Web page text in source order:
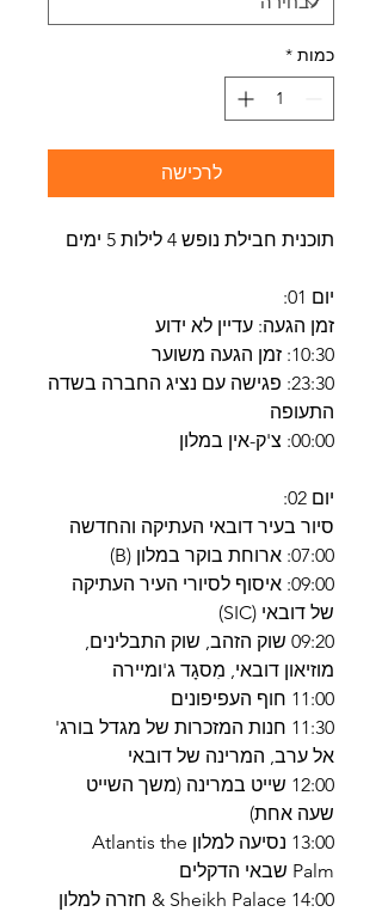
כמות *
לרכישה
תוכנית חבילת נופש 4 לילות 5 ימים
יום 01:
זמן הגעה: עדיין לא ידוע
10:30: זמן הגעה משוער
23:30: פגישה עם נציג החברה בשדה
התעופה
00:00: צ'ק-אין במלון
יום 02:
סיור בעיר דובאי העתיקה והחדשה
07:00: ארוחת בוקר במלון (B)
09:00: איסוף לסיורי העיר העתיקה
של דובאי (SIC)
09:20 שוק הזהב, שוק התבלינים,
מוזיאון דובאי, מִסגָד ג'ומיירה
11:00 חוף העפיפונים
11:30 חנות המזכרות של מגדל בורג'
אל ערב, המרינה של דובאי
12:00 שייט במרינה (משך השייט
שעה אחת)
13:00 נסיעה למלון Atlantis the
Palm שבאי הדקלים
14:00 Sheikh Palace & חזרה למלון